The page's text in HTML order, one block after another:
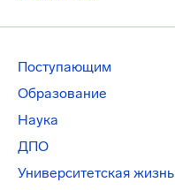
Поступающим
Образование
Наука
ДПО
Университетская жизнь